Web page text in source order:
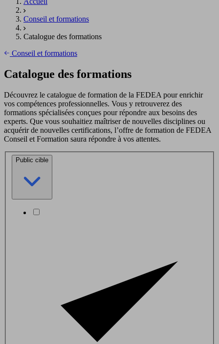
Conseil et formations
Catalogue des formations
Conseil et formations
Catalogue des formations
Découvrez le catalogue de formation de la FEDEA pour enrichir
vos compétences professionnelles. Vous y retrouverez des
formations spécialisées conçues pour répondre aux besoins des
experts. Que vous souhaitiez maîtriser de nouvelles disciplines ou
acquérir de nouvelles certifications, l’offre de formation de FEDEA
Conseil et Formation saura répondre à vos attentes.
Public cible